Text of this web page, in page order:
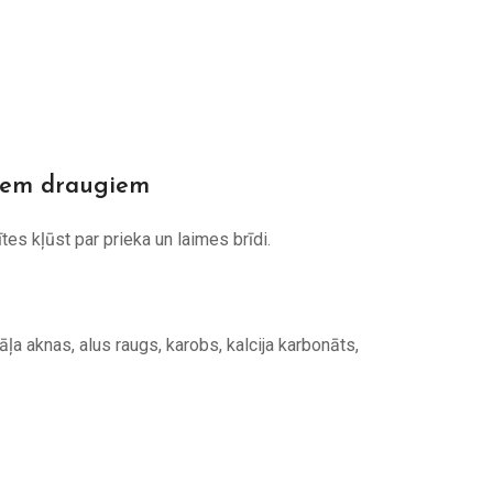
draugiem
kļūst par prieka un laimes brīdi.
aknas, alus raugs, karobs, kalcija karbonāts,